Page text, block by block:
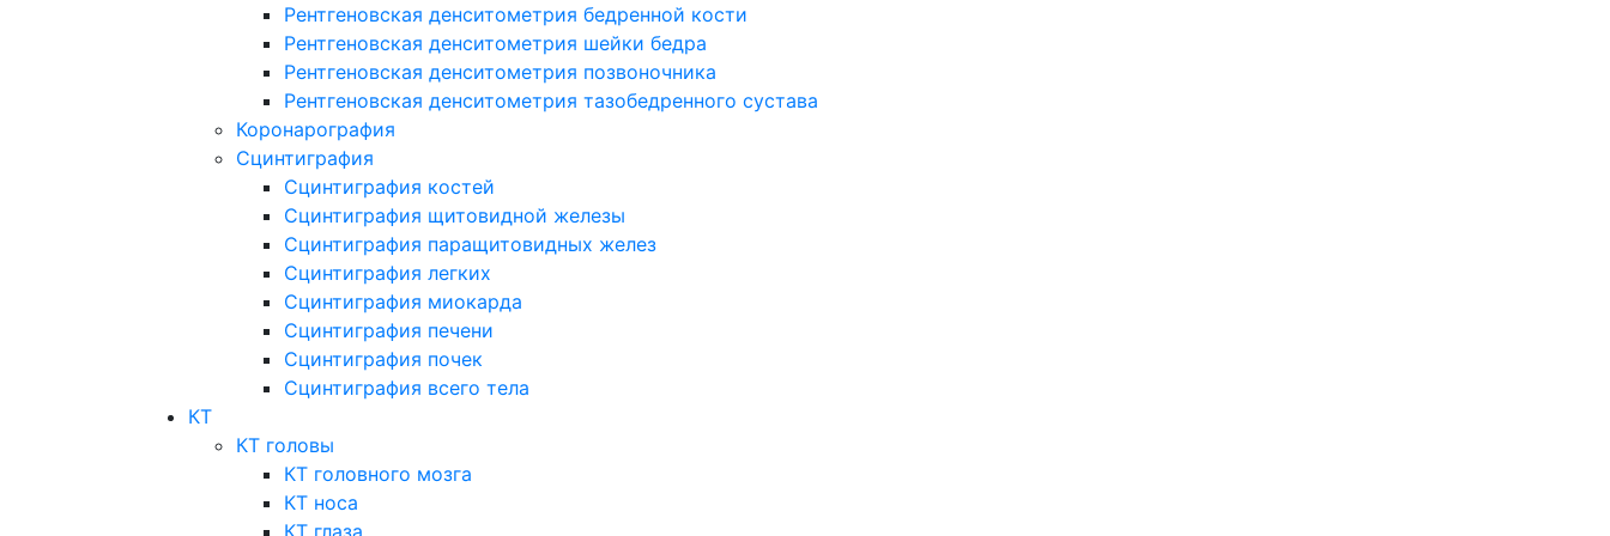
Рентгеновская денситометрия бедренной кости
Рентгеновская денситометрия шейки бедра
Рентгеновская денситометрия позвоночника
Рентгеновская денситометрия тазобедренного сустава
Коронарография
Сцинтиграфия
Сцинтиграфия костей
Сцинтиграфия щитовидной железы
Сцинтиграфия паращитовидных желез
Сцинтиграфия легких
Сцинтиграфия миокарда
Сцинтиграфия печени
Сцинтиграфия почек
Сцинтиграфия всего тела
КТ
КТ головы
КТ головного мозга
КТ носа
КТ глаза